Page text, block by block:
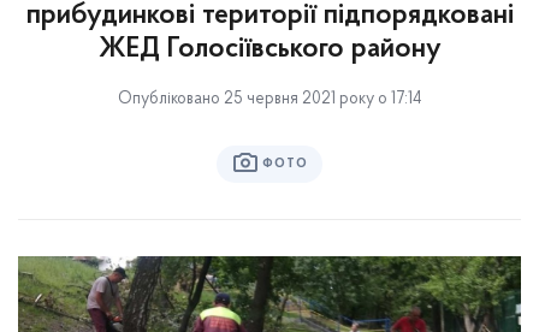
прибудинкові території підпорядковані
ЖЕД Голосіївського району
Опубліковано 25 червня 2021 року о 17:14
ФОТО